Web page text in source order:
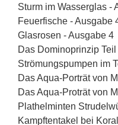
Sturm im Wasserglas -
Feuerfische - Ausgabe
Glasrosen - Ausgabe 4
Das Dominoprinzip
Strömungspumpen im
Das Aqua-Porträt von
Das Aqua-Proträt von
Plathelminten
Kampftentakel bei